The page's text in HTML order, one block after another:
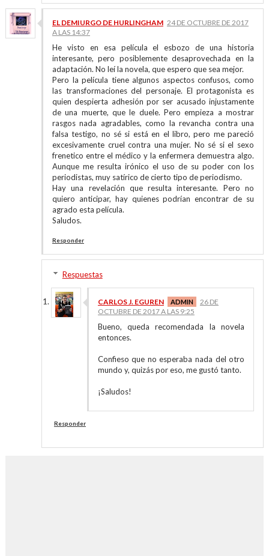
EL DEMIURGO DE HURLINGHAM 24 DE OCTUBRE DE 2017
A LAS 14:37
He visto en esa película el esbozo de una historia
interesante, pero posiblemente desaprovechada en la
adaptación. No leí la novela, que espero que sea mejor.
Pero la película tiene algunos aspectos confusos, como
las transformaciones del personaje. El protagonista es
quien despierta adhesión por ser acusado injustamente
de una muerte, que le duele. Pero empieza a mostrar
rasgos nada agradables, como la revancha contra una
falsa testigo, no sé si está en el libro, pero me pareció
excesivamente cruel contra una mujer. No sé si el sexo
frenetico entre el médico y la enfermera demuestra algo.
Aunque me resulta irónico el uso de su poder con los
periodistas, muy satírico de cierto tipo de periodismo.
Hay una revelación que resulta interesante. Pero no
quiero anticipar, hay quienes podrían encontrar de su
agrado esta película.
Saludos.
Responder
Respuestas
CARLOS J. EGUREN
26 DE
OCTUBRE DE 2017 A LAS 9:25
Bueno, queda recomendada la novela
entonces.
Confieso que no esperaba nada del otro
mundo y, quizás por eso, me gustó tanto.
¡Saludos!
Responder